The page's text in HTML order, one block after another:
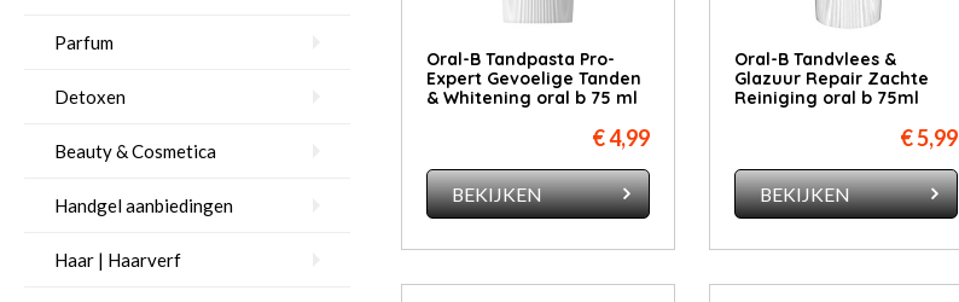
Parfum
Detoxen
Beauty & Cosmetica
Handgel aanbiedingen
Haar | Haarverf
Oral-B Tandpasta Pro-
Expert Gevoelige Tanden
& Whitening oral b 75 ml
€ 4,99
BEKIJKEN
Oral-B Tandvlees &
Glazuur Repair Zachte
Reiniging oral b 75ml
€ 5,99
BEKIJKEN